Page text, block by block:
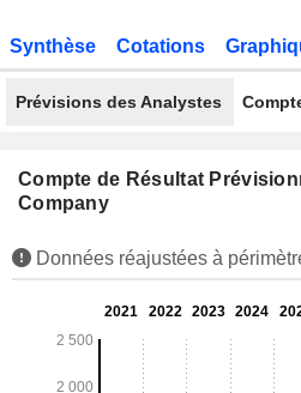
Synthèse Cotations
Prévisions des Analystes
Compte de Résultat
Company
Données réajustées à